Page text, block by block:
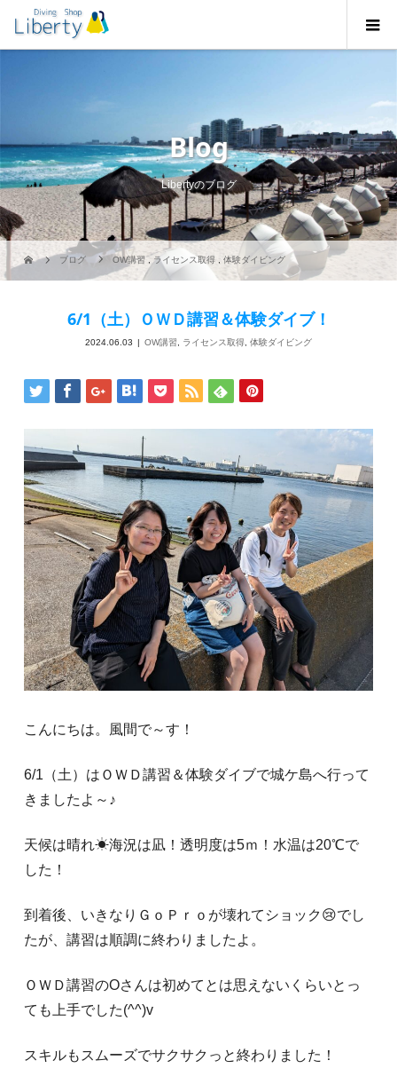
Blog
Libertyのブログ
ブログ OW講習 , ライセンス取得 ,体験ダイビング
6/1（土）ＯＷＤ講習＆体験ダイブ！
2024.06.03 OW講習 ライセンス取得 体験ダイビング
こんにちは。風間で～す！
6/1（土）はＯＷＤ講習＆体験ダイブで城ケ島へ行って
きましたよ～♪
天候は晴れ☀海況は凪！透明度は5ｍ！水温は20℃で
した！
到着後、いきなりＧｏＰｒｏが壊れてショック😢でし
たが、講習は順調に終わりましたよ。
ＯＷＤ講習のОさんは初めてとは思えないくらいとっ
ても上手でした(^^)v
スキルもスムーズでサクサクっと終わりました！